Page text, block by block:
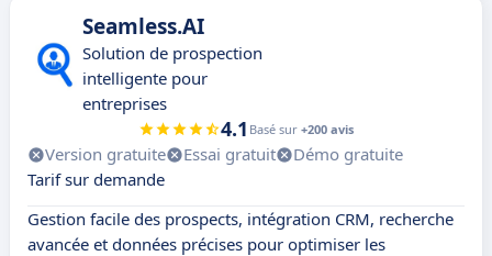
Seamless.AI
Solution de prospection
intelligente pour
entreprises
4.1 Basé sur +200 avis
Version gratuite Essai gratuit
Démo gratuite
Tarif sur demande
Gestion facile des prospects, intégration CRM, recherche
avancée et données précises pour optimiser les